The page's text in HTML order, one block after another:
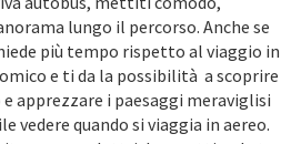
lungo il percorso. Anche se
più tempo rispetto al viaggio in
e ti da la possibilità a scoprire
apprezzare i paesaggi meraviglisi
vedere quando si viaggia in aereo.